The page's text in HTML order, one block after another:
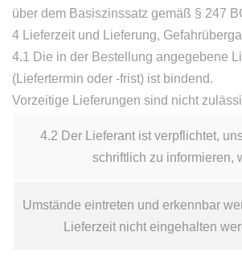
über dem Basiszinssatz gemäß § 247
4 Lieferzeit und Lieferung,
4.1 Die in der Bestellung angegebene
(Liefertermin oder -frist) ist bindend.
Vorzeitige Lieferungen sind nicht
4.2 Der Lieferant ist verpflichtet,
schriftlich zu informieren,
Umstände eintreten und erkennbar
Lieferzeit nicht eingehalten